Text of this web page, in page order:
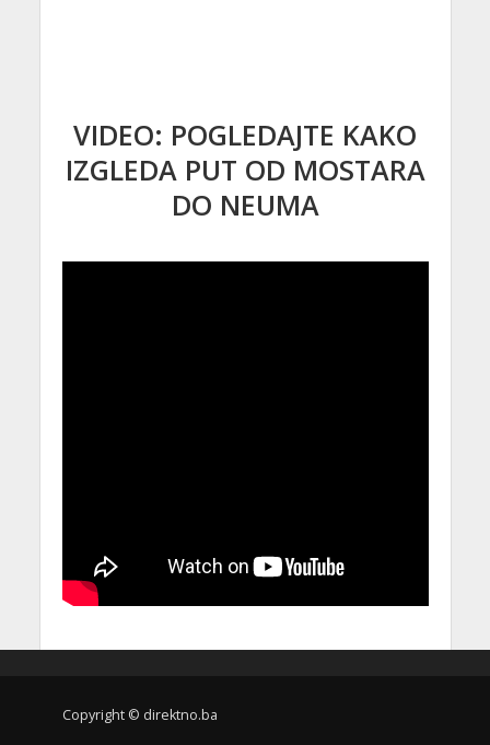
VIDEO: POGLEDAJTE KAKO
IZGLEDA PUT OD MOSTARA
DO NEUMA
Copyright © direktno.ba